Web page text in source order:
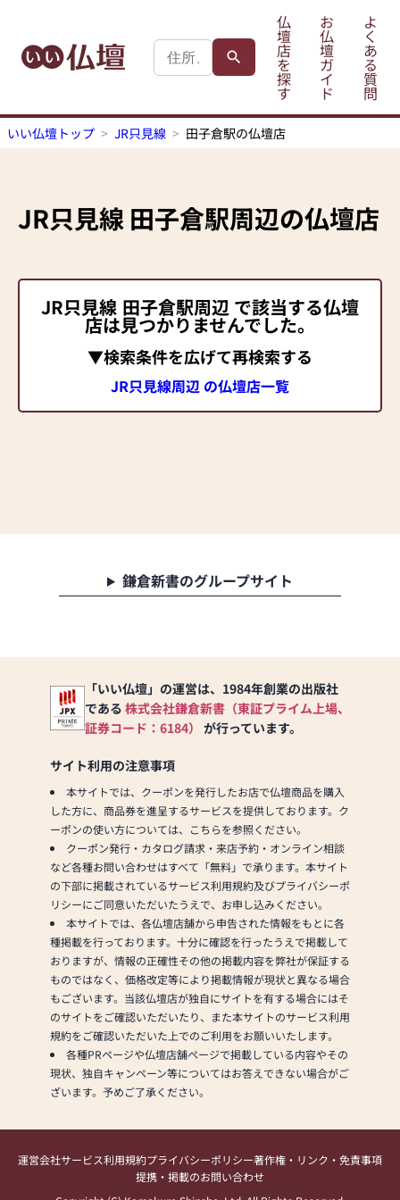
仏
壇
店
を
探
す
お
仏
壇
ガ
イ
ド
よ
く
あ
る
質
問
いい仏壇トップ JR只見線 田子倉駅の仏壇店
JR只見線 田子倉駅周辺の仏壇店
JR只見線 田子倉駅周辺 で該当する仏壇
店は見つかりませんでした。
▼検索条件を広げて再検索する
JR只見線周辺 の仏壇店一覧
鎌倉新書のグループサイト
「いい仏壇」の運営は、1984年創業の出版社
である 株式会社鎌倉新書（東証プライム上場、
証券コード：6184） が行っています。
サイト利用の注意事項
本サイトでは、クーポンを発行したお店で仏壇商品を購入
した方に、商品券を進呈するサービスを提供しております。ク
ーポンの使い方については、こちらを参照ください。
クーポン発行・カタログ請求・来店予約・オンライン相談
など各種お問い合わせはすべて「無料」で承ります。本サイト
の下部に掲載されているサービス利用規約及びプライバシーポ
リシーにご同意いただいたうえで、お申し込みください。
本サイトでは、各仏壇店舗から申告された情報をもとに各
種掲載を行っております。十分に確認を行ったうえで掲載して
おりますが、情報の正確性その他の掲載内容を弊社が保証する
ものではなく、価格改定等により掲載情報が現状と異なる場合
もございます。当該仏壇店が独自にサイトを有する場合にはそ
のサイトをご確認いただいたり、また本サイトのサービス利用
規約をご確認いただいた上でのご利用をお願いいたします。
各種PRページや仏壇店舗ページで掲載している内容やその
現状、独自キャンペーン等についてはお答えできない場合がご
ざいます。予めご了承ください。
運営会社サービス利用規約プライバシーポリシー著作権・リンク・免責事項
提携・掲載のお問い合わせ